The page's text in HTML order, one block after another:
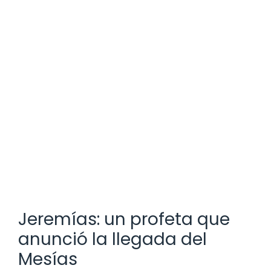
Jeremías: un profeta que
anunció la llegada del
Mesías